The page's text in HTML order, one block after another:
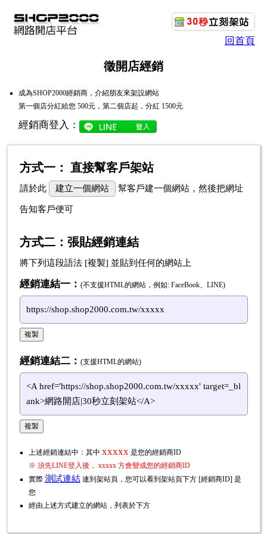
回首頁
徵開店經銷
成為SHOP2000經銷商，介紹朋友來架設網站
第一個店分紅給您 500元，第二個店起，分紅 1500元
經銷商登入：
方式一： 直接幫客戶架站
請於此 幫客戶建一個網站，然後把網址
告知客戶便可
方式二：張貼經銷連結
將下列這段語法 [複製] 並貼到任何的網站上
經銷連結一： (不支援HTML的網站，例如: FaceBook、LINE)
https://shop.shop2000.com.tw/xxxxx
經銷連結二： (支援HTML的網站)
<A href='https://shop.shop2000.com.tw/xxxxx' target=_bl
ank>網路開店|30秒立刻架站</A>
上述經銷連結中：其中 xxxxx 是您的經銷商ID
※ 須先LINE登入後， xxxxx 方會變成您的經銷商ID
實際 測試連結連到架站頁，您可以看到架站頁下方 [經銷商ID] 是
您
經由上述方式建立的網站，列表於下方